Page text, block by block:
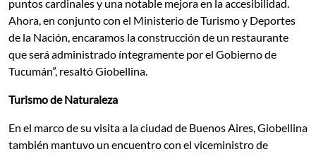
puntos cardinales y una notable mejora en la accesibilidad.
Ahora, en conjunto con el Ministerio de Turismo y Deportes
de la Nación, encaramos la construcción de un restaurante
que será administrado íntegramente por el Gobierno de
Tucumán”, resaltó Giobellina.
Turismo de Naturaleza
En el marco de su visita a la ciudad de Buenos Aires, Giobellina
también mantuvo un encuentro con el viceministro de